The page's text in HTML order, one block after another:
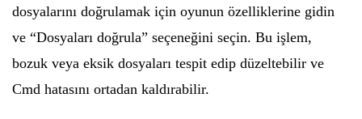
dosyalarını doğrulamak için oyunun özelliklerine gidin
ve “Dosyaları doğrula” seçeneğini seçin. Bu işlem,
bozuk veya eksik dosyaları tespit edip düzeltebilir ve
Cmd hatasını ortadan kaldırabilir.